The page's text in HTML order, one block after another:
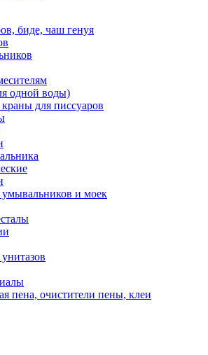
биде, чаш генуя
одной воды)
для писсуаров
и моек
пена, очистители пены, клеи